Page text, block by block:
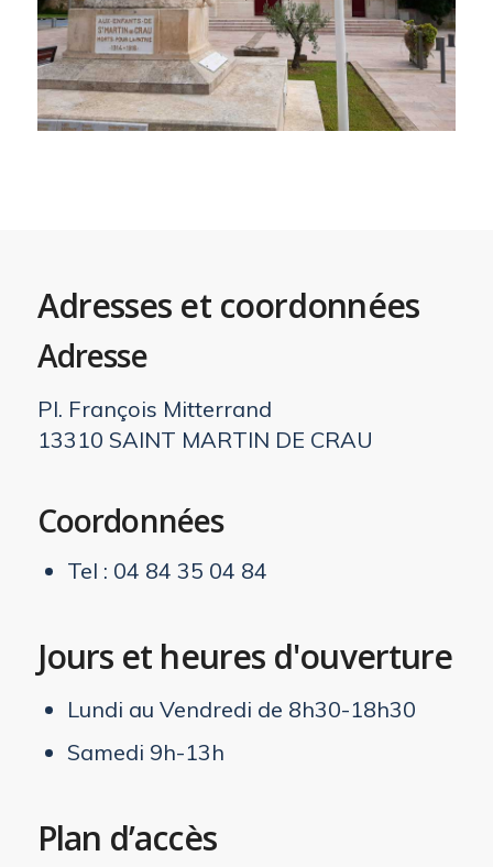
Adresses et coordonnées
Adresse
Pl. François Mitterrand
13310 SAINT MARTIN DE CRAU
Coordonnées
Tel : 04 84 35 04 84
Jours et heures d'ouverture
Lundi au Vendredi de 8h30-18h30
Samedi 9h-13h
Plan d’accès